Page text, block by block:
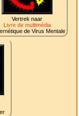
Vertrek naar
Livre de multimédia
de Virus Mentale